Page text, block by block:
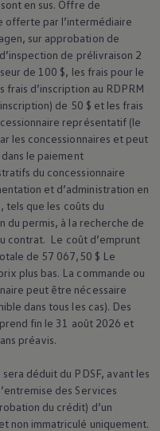
lumineux pour
de chaque
de noter que
peut varier selon les
de
pour plus
en 4 couleurs
et blanc.
vous dès que
routière .
une attention
Nous vous
vous avec
d’information.
en sus. Offre de
offerte par l’intermédiaire
, sur approbation de
de prélivraison 2
de 100 $, les frais pour le
d’inscription au RDPRM
de 50 $ et les frais
représentatif (le
les concessionnaires et peut
le paiement
du concessionnaire
et d’administration en
tels que les coûts du
du permis, à la recherche de
contrat. Le coût d’emprunt
de 57 067,50 $ Le
plus bas. La commande ou
peut être nécessaire
dans tous les cas). Des
fin le 31 août 2026 et
préavis.
déduit du PDSF, avant les
des Services
du crédit) d’un
non immatriculé uniquement.